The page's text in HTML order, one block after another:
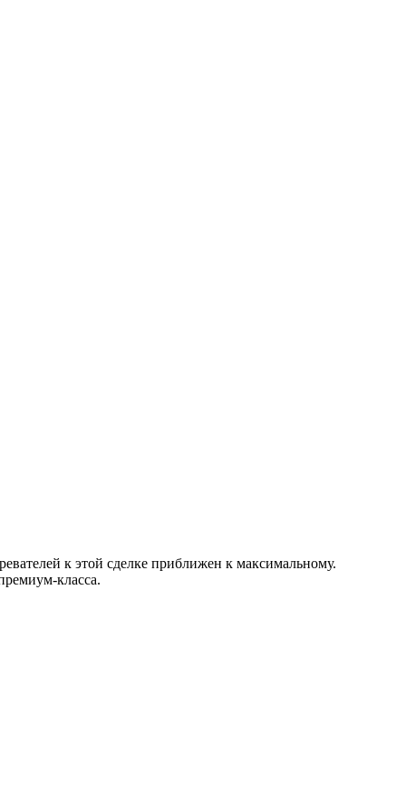
к этой сделке приближен к максимальному.
класса.